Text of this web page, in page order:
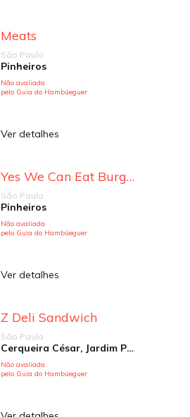
Meats
São Paulo
Pinheiros
Não avaliada
pelo Guia do Hambúeguer
Ver detalhes
Yes We Can Eat Burger
São Paulo
Pinheiros
Não avaliada
pelo Guia do Hambúeguer
Ver detalhes
Z Deli Sandwich
São Paulo
Cerqueira César, Jardim Paulista, Pinheiros, República
Não avaliada
pelo Guia do Hambúeguer